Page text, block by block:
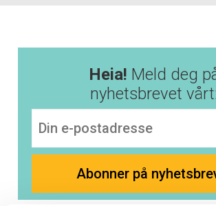
Heia! Meld deg
nyhetsbrevet vårt: